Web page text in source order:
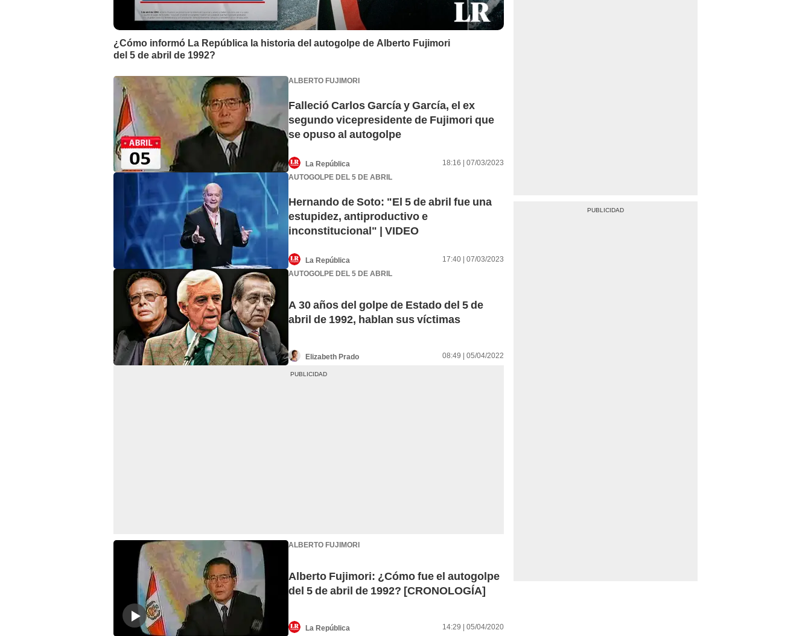
¿Cómo informó La República la historia del autogolpe de Alberto Fujimori
del 5 de abril de 1992?
ALBERTO FUJIMORI
Falleció Carlos García y García, el ex
segundo vicepresidente de Fujimori que
se opuso al autogolpe
La República
18:16 | 07/03/2023
AUTOGOLPE DEL 5 DE ABRIL
Hernando de Soto: "El 5 de abril fue una
estupidez, antiproductivo e
inconstitucional" | VIDEO
La República
17:40 | 07/03/2023
AUTOGOLPE DEL 5 DE ABRIL
A 30 años del golpe de Estado del 5 de
abril de 1992, hablan sus víctimas
Elizabeth Prado 08:49 | 05/04/2022
ALBERTO FUJIMORI
Alberto Fujimori: ¿Cómo fue el autogolpe
del 5 de abril de 1992? [CRONOLOGÍA]
La República
14:29 | 05/04/2020